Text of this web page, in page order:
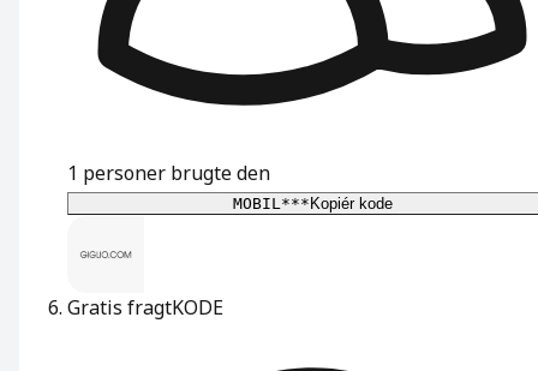
1 personer brugte den
MOBIL***Kopiér kode
Gratis fragtKODE